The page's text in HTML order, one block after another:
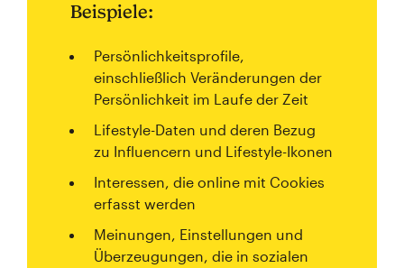
Beispiele:
Persönlichkeitsprofile,
einschließlich Veränderungen der
Persönlichkeit im Laufe der Zeit
Lifestyle-Daten und deren Bezug
zu Influencern und Lifestyle-Ikonen
Interessen, die online mit Cookies
erfasst werden
Meinungen, Einstellungen und
Überzeugungen, die in sozialen